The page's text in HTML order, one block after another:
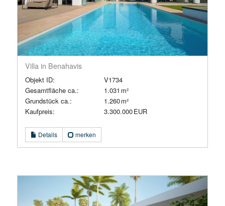
Villa in Benahavis
Objekt ID:
V1734
Gesamtfläche ca.:
1.031 m²
Grund­stück ca.:
1.260 m²
Kaufpreis:
3.300.000 EUR
Details merken